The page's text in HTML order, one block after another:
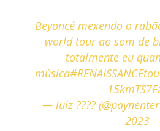
Beyoncé mexendo o
world tour ao som de
totalmente eu
música
— luiz ????
2023